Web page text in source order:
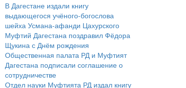
В Дагестане издали книгу
выдающегося учёного-богослова
шейха Усмана-афанди Цахурского
Муфтий Дагестана поздравил Фёдора
Щукина с Днём рождения
Общественная палата РД и Муфтият
Дагестана подписали соглашение о
сотрудничестве
Отдел науки Муфтията РД издал книгу